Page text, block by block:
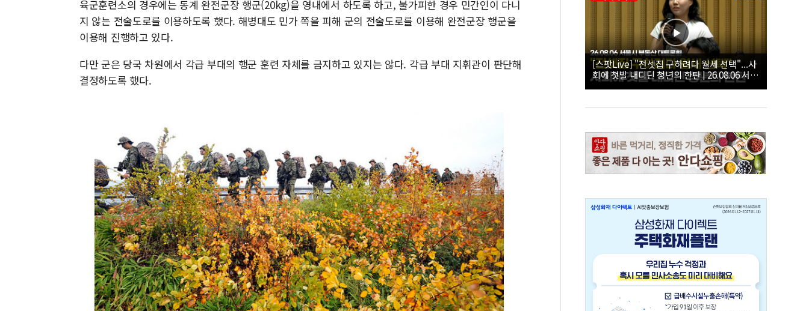
육군훈련소의 경우에는 동계 완전군장 행군(20kg)을 영내에서 하도록 하고, 불가피한 경우 민간인이 다니
지 않는 전술도로를 이용하도록 했다. 해병대도 민가 쪽을 피해 군의 전술도로를 이용해 완전군장 행군을
이용해 진행하고 있다.
다만 군은 당국 차원에서 각급 부대의 행군 훈련 자체를 금지하고 있지는 않다. 각급 부대 지휘관이 판단해
결정하도록 했다.
[스팟Live] "전셋집 구하려다 월세 선택"...사
회에 첫발 내디딘 청년의 한탄 | 26.08.06 서울
시 부동산 대토론회